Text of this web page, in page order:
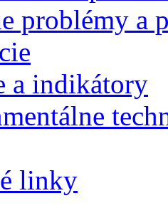
problémy a
a indikátory
linky